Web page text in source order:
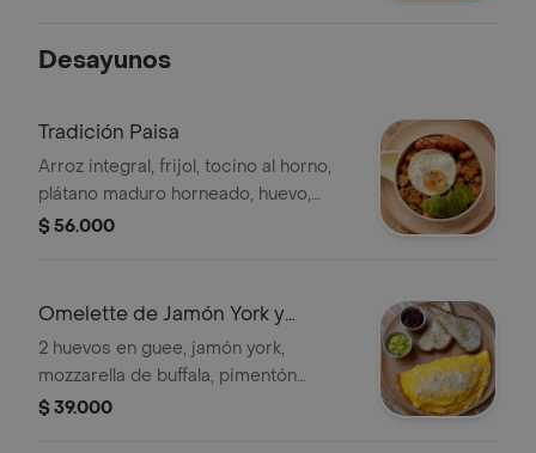
Desayunos
Tradición Paisa
Arroz integral, frijol, tocino al horno,
plátano maduro horneado, huevo,
aguacate, guiso criollo, chorizo 100
$ 56.000
Omelette de Jamón York y
Pimentón
2 huevos en guee, jamón york,
mozzarella de buffala, pimentón
ahumado, guiso criollo, dip de
$ 39.000